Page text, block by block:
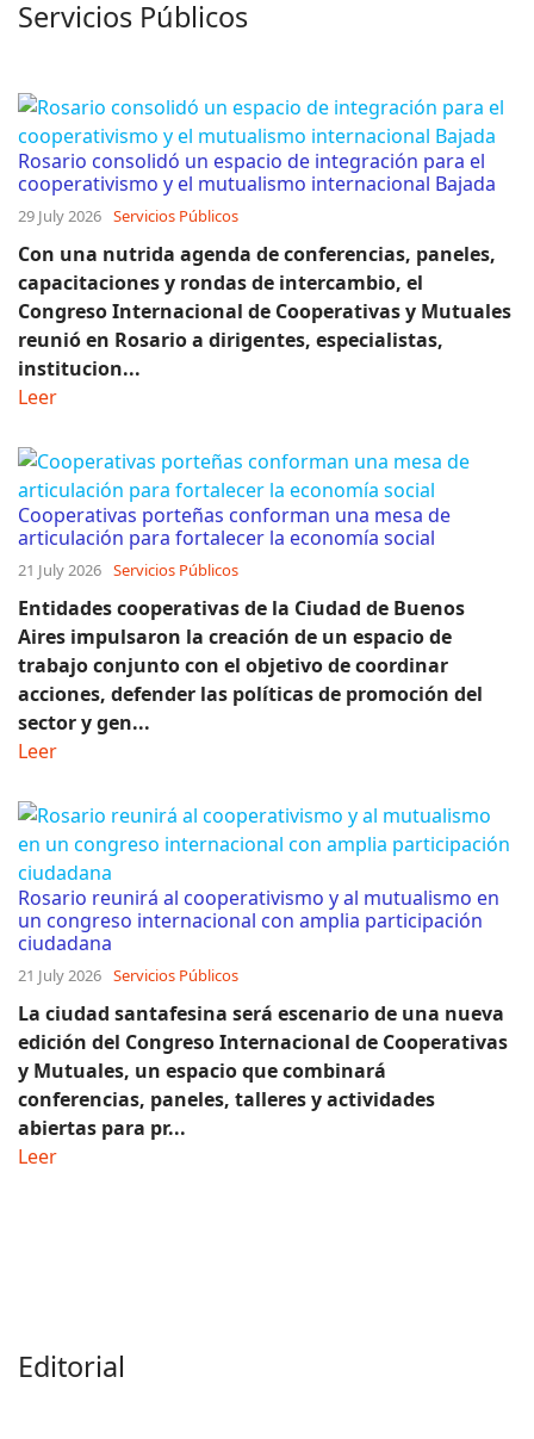
Servicios Públicos
Rosario consolidó un espacio de integración para el
cooperativismo y el mutualismo internacional Bajada
29 July 2026 Servicios Públicos
Con una nutrida agenda de conferencias, paneles,
capacitaciones y rondas de intercambio, el
Congreso Internacional de Cooperativas y Mutuales
reunió en Rosario a dirigentes, especialistas,
institucion...
Leer
Cooperativas porteñas conforman una mesa de
articulación para fortalecer la economía social
21 July 2026 Servicios Públicos
Entidades cooperativas de la Ciudad de Buenos
Aires impulsaron la creación de un espacio de
trabajo conjunto con el objetivo de coordinar
acciones, defender las políticas de promoción del
sector y gen...
Leer
Rosario reunirá al cooperativismo y al mutualismo en
un congreso internacional con amplia participación
ciudadana
21 July 2026 Servicios Públicos
La ciudad santafesina será escenario de una nueva
edición del Congreso Internacional de Cooperativas
y Mutuales, un espacio que combinará
conferencias, paneles, talleres y actividades
abiertas para pr...
Leer
Editorial